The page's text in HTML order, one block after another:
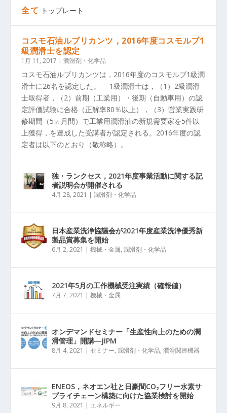
全て トップレート
コスモ石油ルブリカンツ，2016年度コスモルブ1
級潤滑士を認定
1月 11, 2017 |潤滑剤・化学品
コスモ石油ルブリカンツは，2016年度のコスモルブ1級潤
滑士に26名を認定した。 1級潤滑士は，（1）2級潤滑
士取得者，（2）前期（工業用）・後期（自動車用）の認
定評価試験に合格（正解率80％以上），（3）営業実践研
修期間（5ヵ月間）で工業用潤滑油の新規需要家を5件以
上獲得，を達成した受講者が認定される。2016年度の認
定者は以下のとおり（敬称略）。
独・ランクセス，2021年度事業活動に関する記
者説明会が開催される
4月 28, 2021 |潤滑剤・化学品
日本産業洗浄協議会が2021年度産業洗浄優秀新
製品賞募集を開始
6月 2, 2021 |機械・金属,潤滑剤・化学品
2021年5月の工作機械受注実績（確報値）
7月 7, 2021 |機械・金属
オンデマンドセミナー「生産性向上のための潤
滑管理」開講―JIPM
8月 4, 2021 | セミナー,潤滑剤・化学品,潤滑関連機器
ENEOS，ネオエン社と日豪間CO₂フリー水素サ
プライチェーン構築に向けた協業検討を開始
9月 8, 2021 | エネルギー